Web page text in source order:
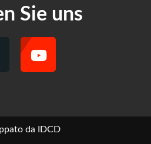
Sie uns
da IDCD